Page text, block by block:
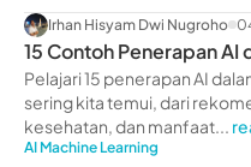
Irhan Hisyam Dwi Nugroho
15 Contoh Penerapan AI
& Manfaatnya
Pelajari 15 penerapan AI
sering kita temui, dari
kesehatan, dan manfaat...
AI Machine Learning